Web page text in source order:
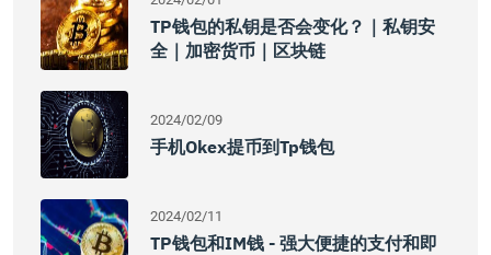
TP钱包的私钥是否会变化？｜私钥安
全｜加密货币｜区块链
2024/02/09
手机okex提币到tp钱包
2024/02/11
TP钱包和IM钱 - 强大便捷的支付和即